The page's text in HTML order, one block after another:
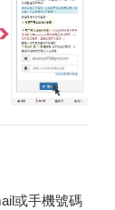
或手機號碼